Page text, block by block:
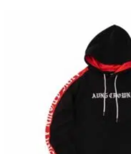
Die
Optionen
können
auf
Produktseite
gewählt
werden